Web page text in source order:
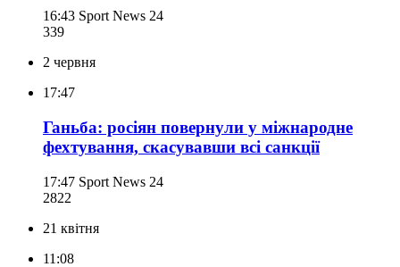
16:43 Sport News 24
339
2 червня
17:47
Ганьба: росіян повернули у міжнародне
фехтування, скасувавши всі санкції
17:47 Sport News 24
2822
21 квітня
11:08